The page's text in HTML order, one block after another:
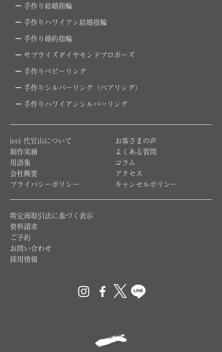
手作り結婚指輪
手作りハワイアン結婚指輪
手作り婚約指輪
サプライズダイヤモンドプロポーズ
手作りベビーリング
手作りシルバーリング（ペアリング）
手作りハワイアンシルバーリング
icci 代官山について
お客さまの声
制作実績
よくある質問
用語集
コラム
会社概要
アクセス
プライバシーポリシー
キャンセルポリシー
特定商取引法に基づく表示
資料請求
ご予約
お問い合わせ
採用情報